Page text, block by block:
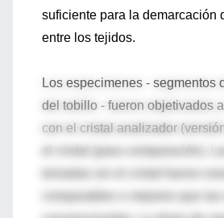
suficiente para la demarcación
entre los tejidos.
Los especimenes - segmentos
del tobillo - fueron objetivados
con el cristal analizador
el cristal (para comparación).
comparables o mejores que las